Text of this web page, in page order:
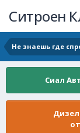
Ситроен
Не знаешь где
Сиал